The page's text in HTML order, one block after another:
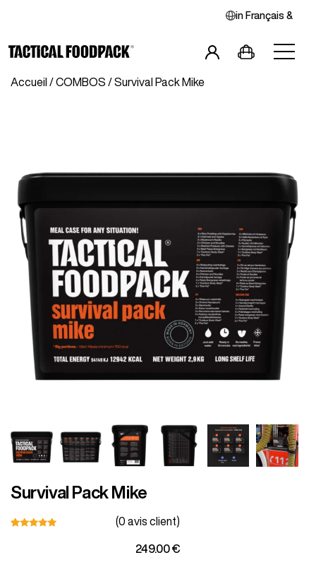
in Français &
Snacks Boissons Végan
Kids Extras
Accueil /COMBOS / Survival Pack Mike
Survival Pack Mike
(0 avis client)
249.00€